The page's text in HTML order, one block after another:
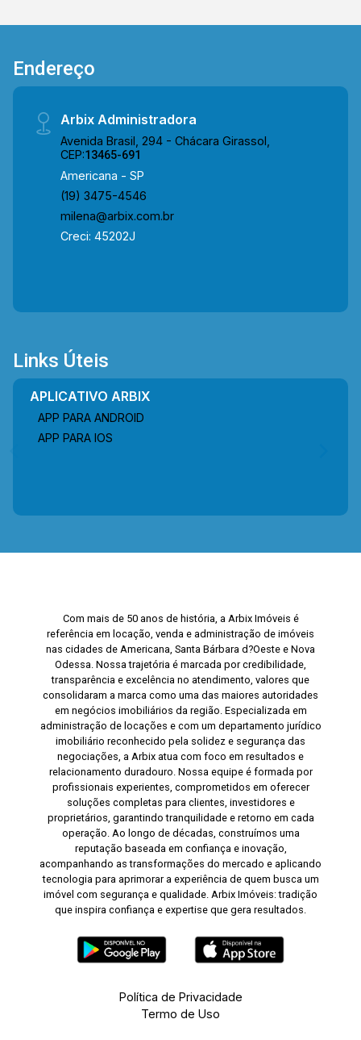
Endereço
Arbix Administradora
Avenida Brasil, 294 - Chácara Girassol,
CEP:13465-691
Americana - SP
(19) 3475-4546
milena@arbix.com.br
Creci: 45202J
Links Úteis
APLICATIVO ARBIX
APP PARA ANDROID
APP PARA IOS
Com mais de 50 anos de história, a Arbix Imóveis é
referência em locação, venda e administração de imóveis
nas cidades de Americana, Santa Bárbara d?Oeste e Nova
Odessa. Nossa trajetória é marcada por credibilidade,
transparência e excelência no atendimento, valores que
consolidaram a marca como uma das maiores autoridades
em negócios imobiliários da região. Especializada em
administração de locações e com um departamento jurídico
imobiliário reconhecido pela solidez e segurança das
negociações, a Arbix atua com foco em resultados e
relacionamento duradouro. Nossa equipe é formada por
profissionais experientes, comprometidos em oferecer
soluções completas para clientes, investidores e
proprietários, garantindo tranquilidade e retorno em cada
operação. Ao longo de décadas, construímos uma
reputação baseada em confiança e inovação,
acompanhando as transformações do mercado e aplicando
tecnologia para aprimorar a experiência de quem busca um
imóvel com segurança e qualidade. Arbix Imóveis: tradição
que inspira confiança e expertise que gera resultados.
Política de Privacidade
Termo de Uso